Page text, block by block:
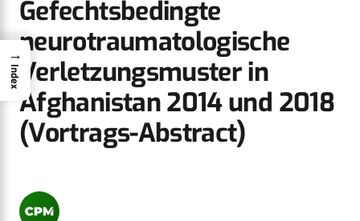
Gefechtsbedingte
neurotraumatologische
Verletzungsmuster in
Afghanistan 2014 und 2018
(Vortrags-Abstract)
→
Index